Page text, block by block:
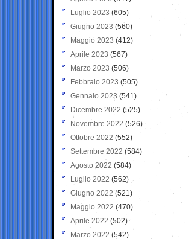
Luglio 2023 (605)
Giugno 2023 (560)
Maggio 2023 (412)
Aprile 2023 (567)
Marzo 2023 (506)
Febbraio 2023 (505)
Gennaio 2023 (541)
Dicembre 2022 (525)
Novembre 2022 (526)
Ottobre 2022 (552)
Settembre 2022 (584)
Agosto 2022 (584)
Luglio 2022 (562)
Giugno 2022 (521)
Maggio 2022 (470)
Aprile 2022 (502)
Marzo 2022 (542)